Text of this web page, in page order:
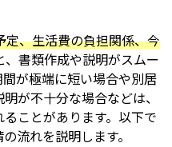
定、生活費の負担関係、今
、書類作成や説明がスムー
が極端に短い場合や別居
が不十分な場合などは、
ことがあります。以下で
流れを説明します。